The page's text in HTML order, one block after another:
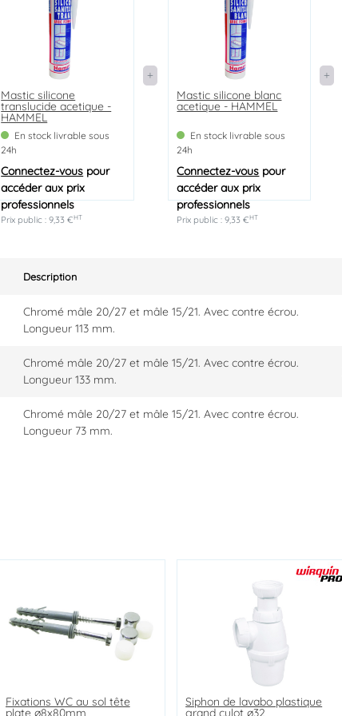
Mastic silicone
translucide acetique -
HAMMEL
En stock livrable sous
24h
Connectez-vous pour
accéder aux prix
professionnels
Prix public : 9,33 €HT
Mastic silicone blanc
acetique - HAMMEL
En stock livrable sous
24h
Connectez-vous pour
accéder aux prix
professionnels
Prix public : 9,33 €HT
Description
Chromé mâle 20/27 et mâle 15/21. Avec contre écrou.
Longueur 113 mm.
Chromé mâle 20/27 et mâle 15/21. Avec contre écrou.
Longueur 133 mm.
Chromé mâle 20/27 et mâle 15/21. Avec contre écrou.
Longueur 73 mm.
Fixations WC au sol tête
plate ø8x80mm
Siphon de lavabo plastique
grand culot ø32
Pipe WC longue ø100 Siphon d'évier avec anti-vide
integre neo air ø40 -
Vidage de baignoire
plastique automatique à
Kit de fixation mur creux
ø8x37 mm